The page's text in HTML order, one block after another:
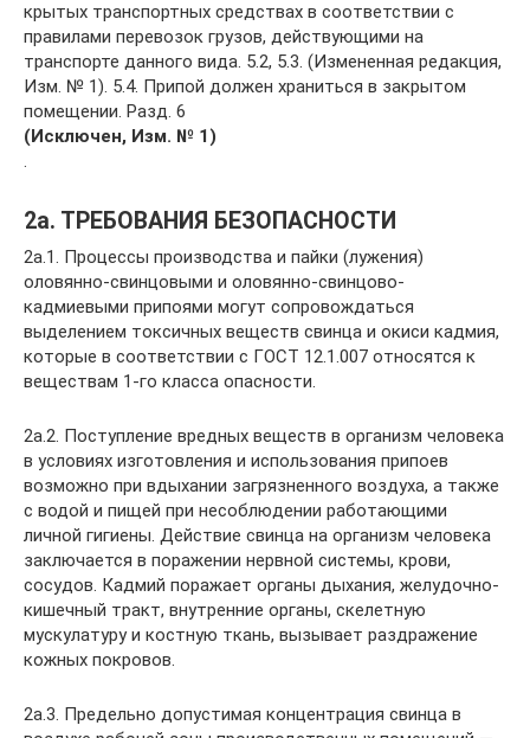
крытых транспортных средствах в соответствии с
правилами перевозок грузов, действующими на
транспорте данного вида. 5.2, 5.3. (Измененная редакция,
Изм. № 1). 5.4. Припой должен храниться в закрытом
помещении. Разд. 6
(Исключен, Изм. № 1)
.
2а. ТРЕБОВАНИЯ БЕЗОПАСНОСТИ
2а.1. Процессы производства и пайки (лужения)
оловянно-свинцовыми и оловянно-свинцово-
кадмиевыми припоями могут сопровождаться
выделением токсичных веществ свинца и окиси кадмия,
которые в соответствии с ГОСТ 12.1.007 относятся к
веществам 1-го класса опасности.
2а.2. Поступление вредных веществ в организм человека
в условиях изготовления и использования припоев
возможно при вдыхании загрязненного воздуха, а также
с водой и пищей при несоблюдении работающими
личной гигиены. Действие свинца на организм человека
заключается в поражении нервной системы, крови,
сосудов. Кадмий поражает органы дыхания, желудочно-
кишечный тракт, внутренние органы, скелетную
мускулатуру и костную ткань, вызывает раздражение
кожных покровов.
2а.3. Предельно допустимая концентрация свинца в